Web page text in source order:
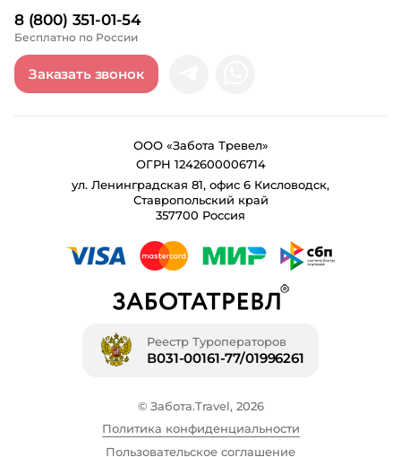
8 (800) 351-01-54
Бесплатно по России
Заказать звонок
ООО «Забота Тревел»
ОГРН 1242600006714
ул. Ленинградская 81, офис 6 Кисловодск,
Ставропольский край
357700 Россия
Реестр Туроператоров
В031-00161-77/01996261
© Забота.Travel, 2026
Политика конфиденциальности
Пользовательское соглашение